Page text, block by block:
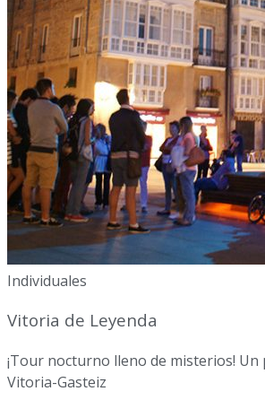
Individuales
Vitoria de Leyenda
¡Tour nocturno lleno de misterios!
Vitoria-Gasteiz